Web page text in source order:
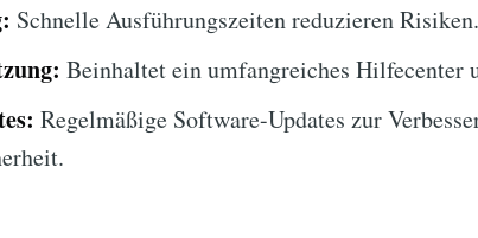
Schnelle Ausführungszeiten reduzieren Risiken.
Beinhaltet ein umfangreiches Hilfecenter
Regelmäßige Software-Updates zur